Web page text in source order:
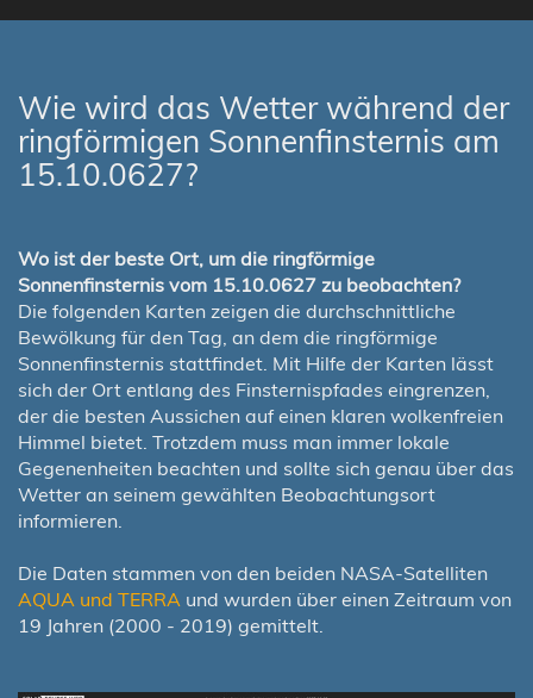
Wie wird das Wetter während der
ringförmigen Sonnenfinsternis am
15.10.0627?
Wo ist der beste Ort, um die ringförmige
Sonnenfinsternis vom 15.10.0627 zu beobachten?
Die folgenden Karten zeigen die durchschnittliche
Bewölkung für den Tag, an dem die ringförmige
Sonnenfinsternis stattfindet. Mit Hilfe der Karten lässt
sich der Ort entlang des Finsternispfades eingrenzen,
der die besten Aussichen auf einen klaren wolkenfreien
Himmel bietet. Trotzdem muss man immer lokale
Gegenenheiten beachten und sollte sich genau über das
Wetter an seinem gewählten Beobachtungsort
informieren.
Die Daten stammen von den beiden NASA-Satelliten
AQUA und TERRA und wurden über einen Zeitraum von
19 Jahren (2000 - 2019) gemittelt.